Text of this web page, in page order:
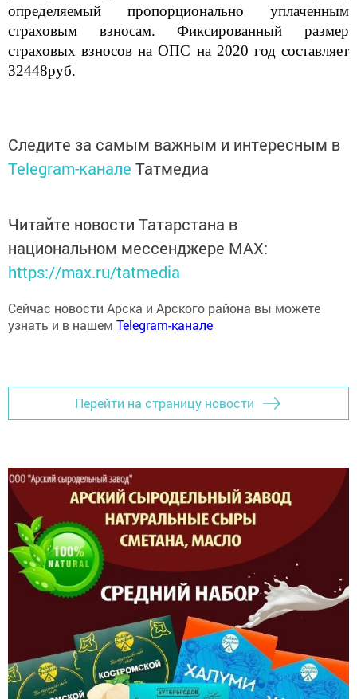
определяемый пропорционально уплаченным
страховым взносам. Фиксированный размер
страховых взносов на ОПС на 2020 год составляет
32448руб.
Следите за самым важным и интересным в
Telegram-канале Татмедиа
Читайте новости Татарстана в
национальном мессенджере MАХ:
https://max.ru/tatmedia
Сейчас новости Арска и Арского района вы можете
узнать и в нашем Telegram-канале
Перейти на страницу новости